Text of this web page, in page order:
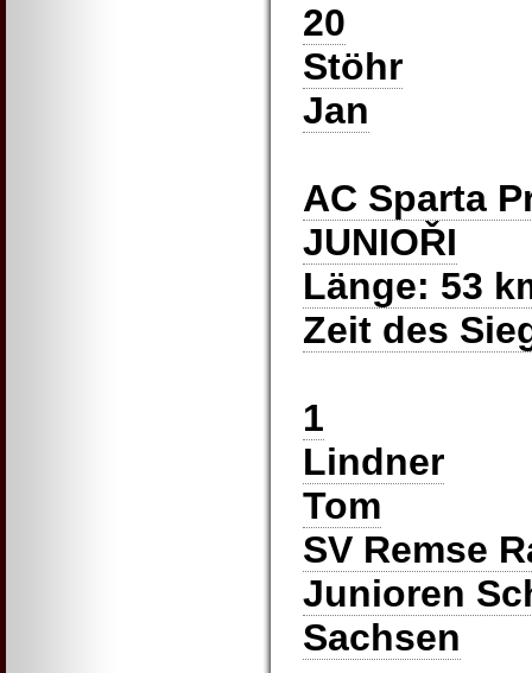
20
Stöhr
Jan
AC Sparta
JUNIOŘI
Länge: 53
Zeit des
1
Lindner
Tom
SV Remse
Junioren
Sachsen